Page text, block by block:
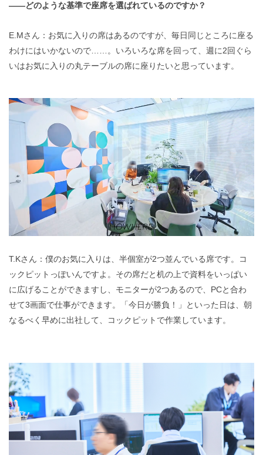
——どのような基準で座席を選ばれているのですか？
E.Mさん：お気に入りの席はあるのですが、毎日同じところに座る
わけにはいかないので……。いろいろな席を回って、週に2回ぐら
いはお気に入りの丸テーブルの席に座りたいと思っています。
動
レ
T.Kさん：僕のお気に入りは、半個室が2つ並んでいる席です。コ
ックピットっぽいんですよ。その席だと机の上で資料をいっぱい
に広げることができますし、モニターが2つあるので、PCと合わ
せて3画面で仕事ができます。「今日が勝負！」といった日は、朝
なるべく早めに出社して、コックピットで作業しています。